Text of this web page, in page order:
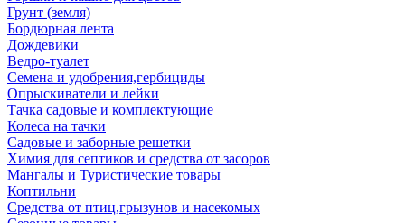
Грунт (земля)
Бордюрная лента
Дождевики
Ведро-туалет
Семена и удобрения,гербициды
Опрыскиватели и лейки
Тачка садовые и комплектующие
Колеса на тачки
Садовые и заборные решетки
Химия для септиков и средства от засоров
Мангалы и Туристические товары
Коптильни
Средства от птиц,грызунов и насекомых